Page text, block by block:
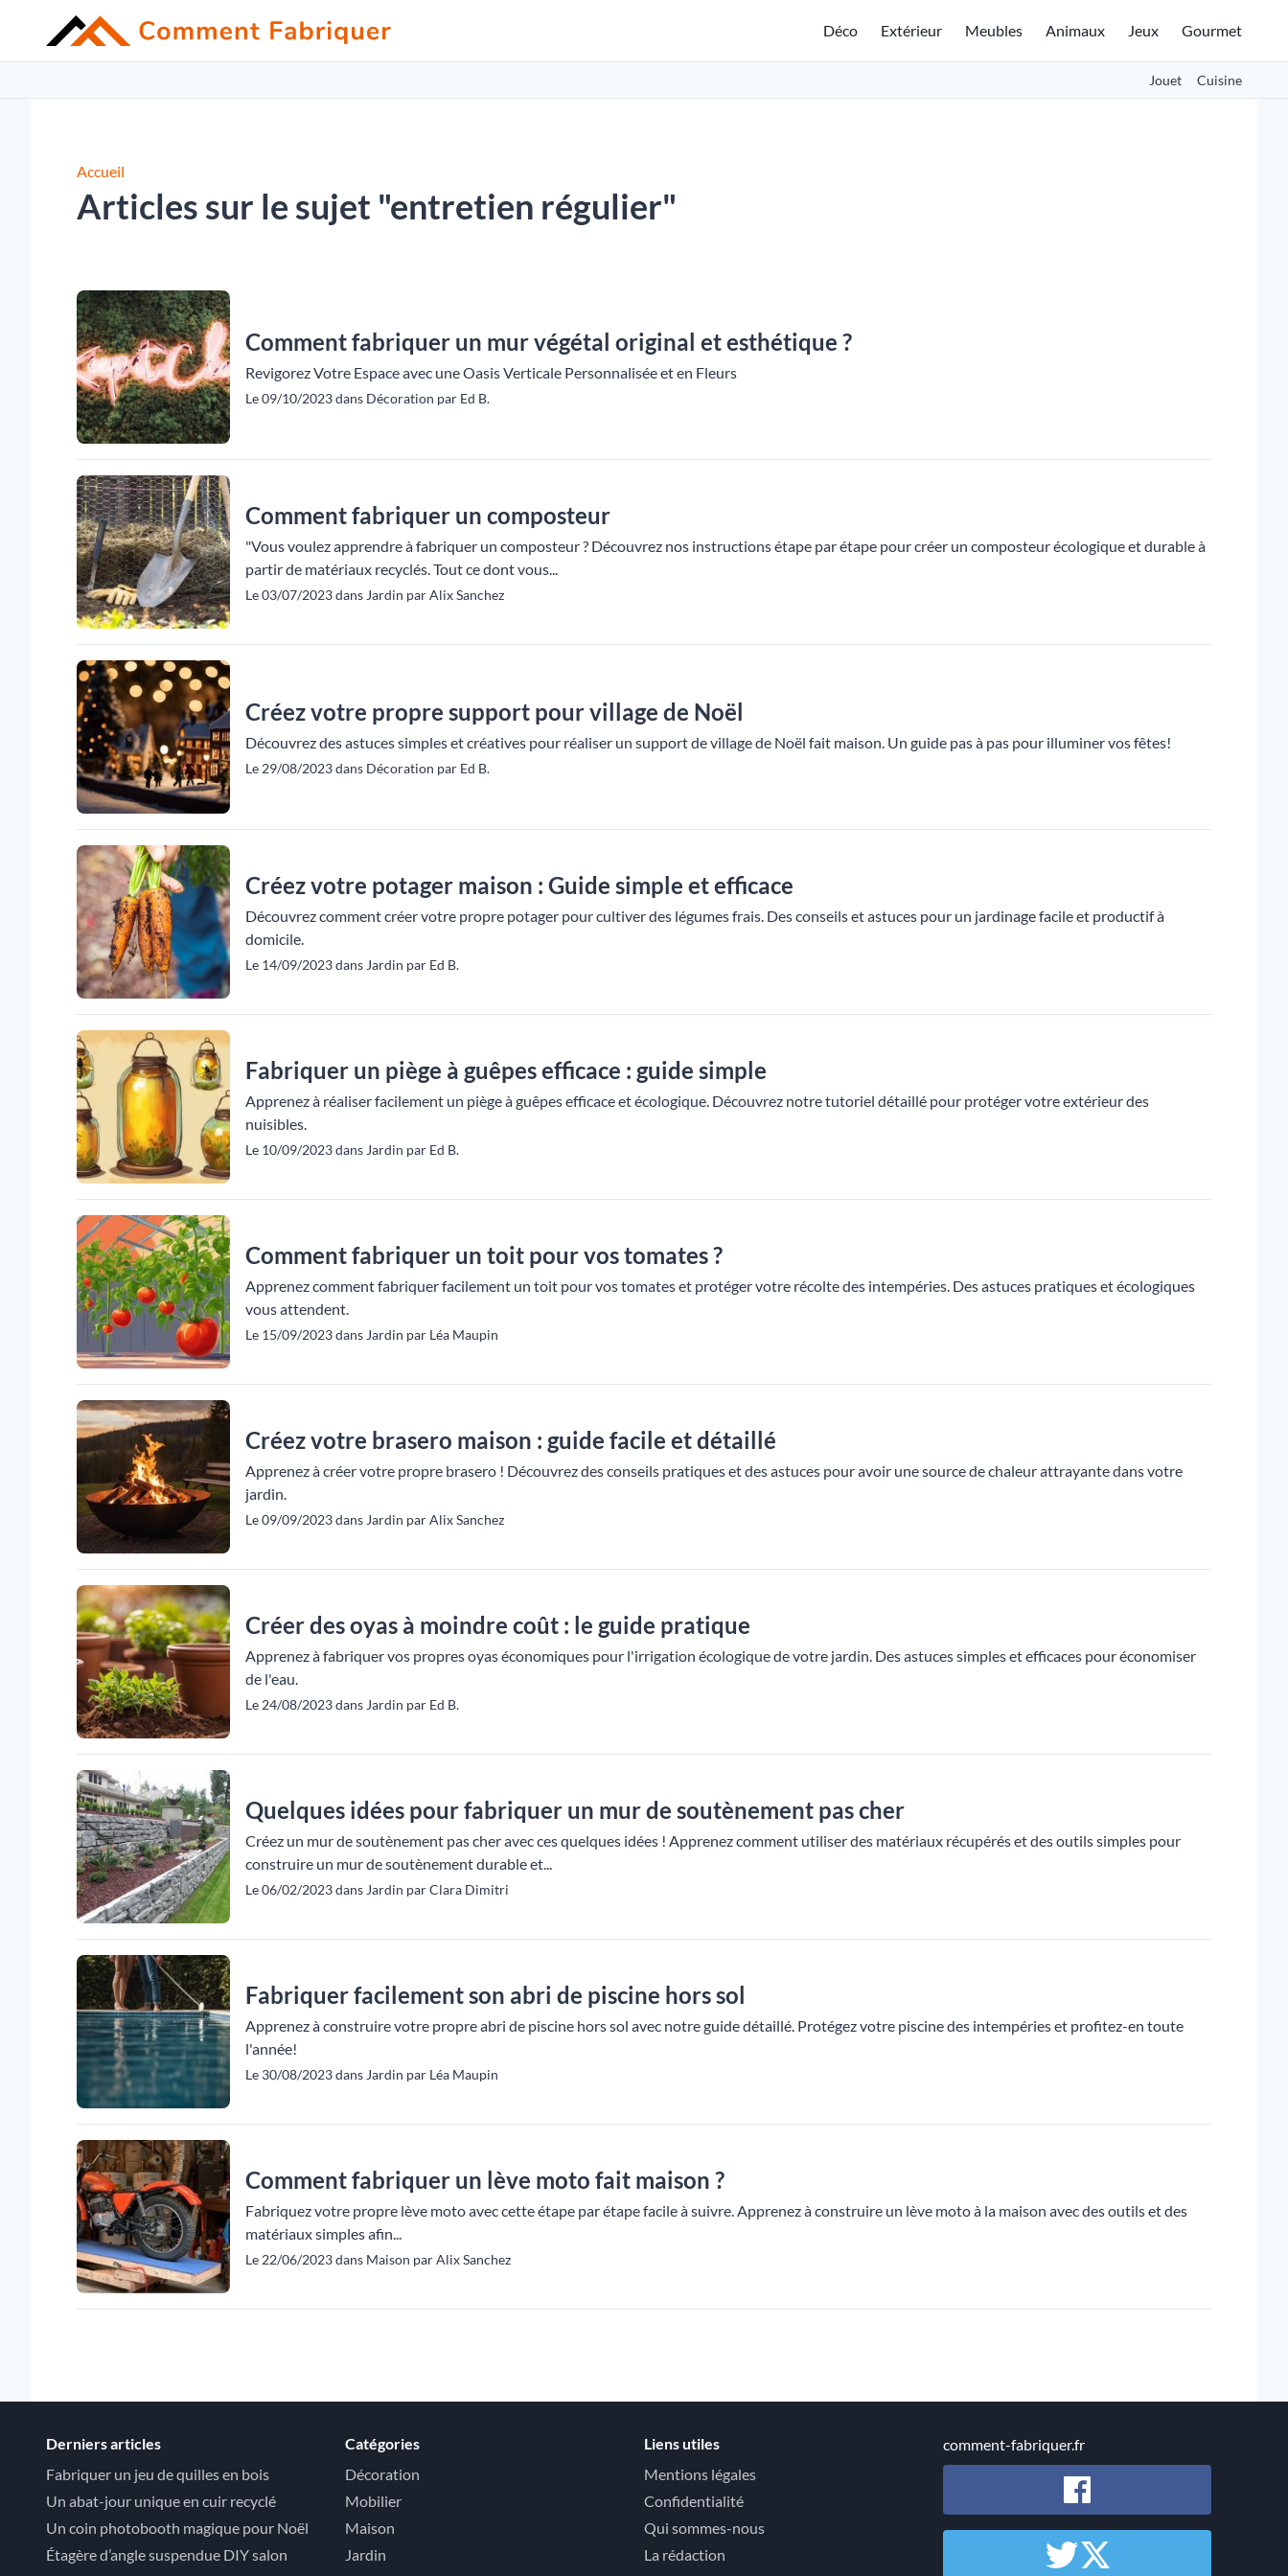
Déco Extérieur Meubles Animaux Jeux Gourmet
Jouet Cuisine
Accueil
Articles sur le sujet "entretien régulier"
Comment fabriquer un mur végétal original et esthétique ?
Revigorez Votre Espace avec une Oasis Verticale Personnalisée et en Fleurs
Le 09/10/2023 dans Décoration par Ed B.
Comment fabriquer un composteur
"Vous voulez apprendre à fabriquer un composteur ? Découvrez nos instructions étape par étape pour créer un composteur écologique et durable à
partir de matériaux recyclés. Tout ce dont vous...
Le 03/07/2023 dans Jardin par Alix Sanchez
Créez votre propre support pour village de Noël
Découvrez des astuces simples et créatives pour réaliser un support de village de Noël fait maison. Un guide pas à pas pour illuminer vos fêtes!
Le 29/08/2023 dans Décoration par Ed B.
Créez votre potager maison : Guide simple et efficace
Découvrez comment créer votre propre potager pour cultiver des légumes frais. Des conseils et astuces pour un jardinage facile et productif à
domicile.
Le 14/09/2023 dans Jardin par Ed B.
Fabriquer un piège à guêpes efficace : guide simple
Apprenez à réaliser facilement un piège à guêpes efficace et écologique. Découvrez notre tutoriel détaillé pour protéger votre extérieur des
nuisibles.
Le 10/09/2023 dans Jardin par Ed B.
Comment fabriquer un toit pour vos tomates ?
Apprenez comment fabriquer facilement un toit pour vos tomates et protéger votre récolte des intempéries. Des astuces pratiques et écologiques
vous attendent.
Le 15/09/2023 dans Jardin par Léa Maupin
Créez votre brasero maison : guide facile et détaillé
Apprenez à créer votre propre brasero ! Découvrez des conseils pratiques et des astuces pour avoir une source de chaleur attrayante dans votre
jardin.
Le 09/09/2023 dans Jardin par Alix Sanchez
Créer des oyas à moindre coût : le guide pratique
Apprenez à fabriquer vos propres oyas économiques pour l'irrigation écologique de votre jardin. Des astuces simples et efficaces pour économiser
de l'eau.
Le 24/08/2023 dans Jardin par Ed B.
Quelques idées pour fabriquer un mur de soutènement pas cher
Créez un mur de soutènement pas cher avec ces quelques idées ! Apprenez comment utiliser des matériaux récupérés et des outils simples pour
construire un mur de soutènement durable et...
Le 06/02/2023 dans Jardin par Clara Dimitri
Fabriquer facilement son abri de piscine hors sol
Apprenez à construire votre propre abri de piscine hors sol avec notre guide détaillé. Protégez votre piscine des intempéries et profitez-en toute
l'année!
Le 30/08/2023 dans Jardin par Léa Maupin
Comment fabriquer un lève moto fait maison ?
Fabriquez votre propre lève moto avec cette étape par étape facile à suivre. Apprenez à construire un lève moto à la maison avec des outils et des
matériaux simples afin...
Le 22/06/2023 dans Maison par Alix Sanchez
Derniers articles
Fabriquer un jeu de quilles en bois
Un abat-jour unique en cuir recyclé
Un coin photobooth magique pour Noël
Étagère d’angle suspendue DIY salon
Catégories
Décoration
Mobilier
Maison
Jardin
Liens utiles
Mentions légales
Confidentialité
Qui sommes-nous
La rédaction
comment-fabriquer.fr